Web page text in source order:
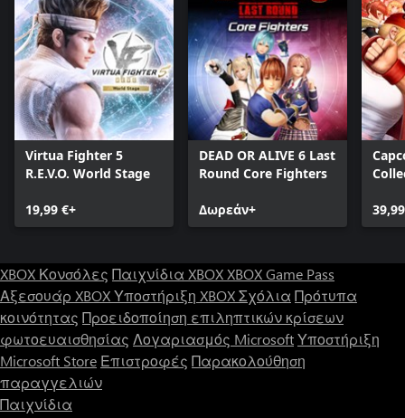
Virtua Fighter 5
R.E.V.O. World Stage
19,99 €+
DEAD OR ALIVE 6 Last
Round Core Fighters
Δωρεάν+
XBOX Κονσόλες Παιχνίδια XBOXXBOX Game Pass
Αξεσουάρ XBOXΥποστήριξη XBOXΣχόλια Πρότυπα
κοινότητας Προειδοποίηση επιληπτικών κρίσεων
φωτοευαισθησίας Λογαριασμός MicrosoftΥποστήριξη
Microsoft Store Επιστροφές Παρακολούθηση
παραγγελιών
Παιχνίδια